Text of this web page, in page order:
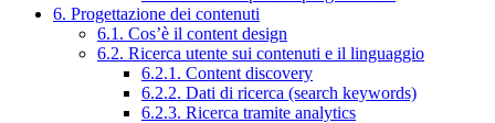
6. Progettazione dei contenuti
6.1. Cos’è il content design
6.2. Ricerca utente sui contenuti e il linguaggio
6.2.1. Content discovery
6.2.2. Dati di ricerca (search keywords)
6.2.3. Ricerca tramite analytics